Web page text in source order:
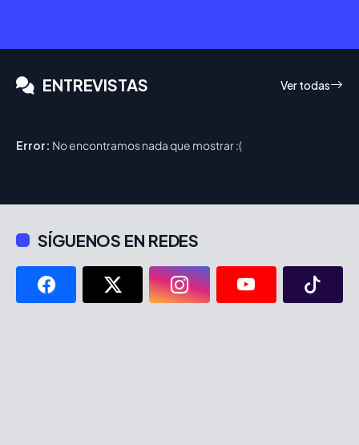
ENTREVISTAS Ver todas
Error: No encontramos nada que mostrar :(
SÍGUENOS EN REDES